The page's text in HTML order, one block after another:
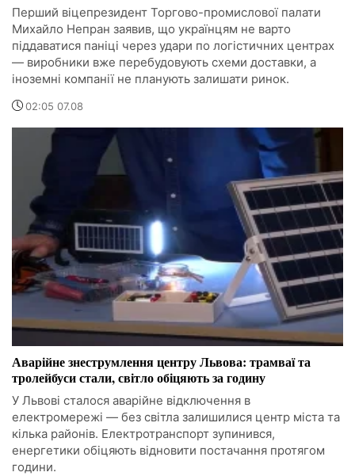
Перший віцепрезидент Торгово-промислової палати
Михайло Непран заявив, що українцям не варто
піддаватися паніці через удари по логістичних центрах
— виробники вже перебудовують схеми доставки, а
іноземні компанії не планують залишати ринок.
02:05 07.08
Аварійне знеструмлення центру Львова: трамваї та
тролейбуси стали, світло обіцяють за годину
У Львові сталося аварійне відключення в
електромережі — без світла залишилися центр міста та
кілька районів. Електротранспорт зупинився,
енергетики обіцяють відновити постачання протягом
години.